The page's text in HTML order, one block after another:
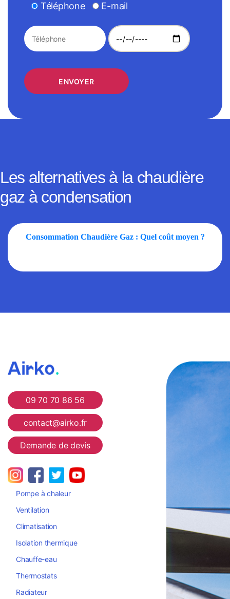
Téléphone
E-mail
Les alternatives à la chaudière
gaz à condensation
Consommation Chaudière Gaz : Quel coût moyen ?
Airko09 70 70 86 56
contact@airko.fr
Demande de devis
Pompe à chaleur
Ventilation
Climatisation
Isolation thermique
Chauffe-eau
Thermostats
Radiateur